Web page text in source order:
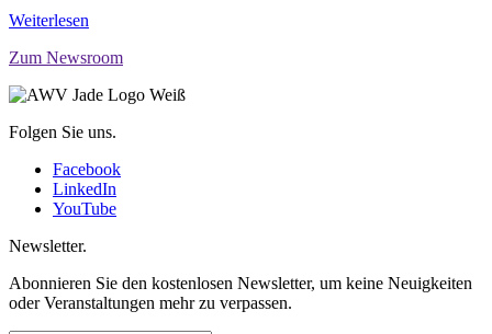
Weiterlesen
Zum Newsroom
Folgen Sie uns.
Facebook
LinkedIn
YouTube
Newsletter.
Abonnieren Sie den kostenlosen Newsletter, um keine Neuigkeiten
oder Veranstaltungen mehr zu verpassen.